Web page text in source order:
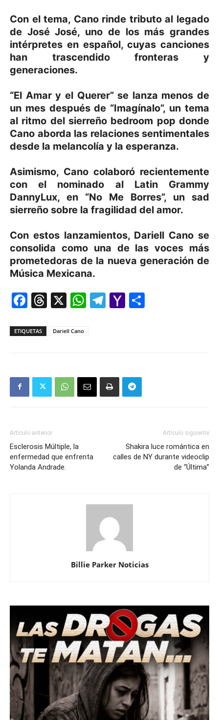
Con el tema, Cano rinde tributo al legado
de José José, uno de los más grandes
intérpretes en español, cuyas canciones
han trascendido fronteras y
generaciones.
“El Amar y el Querer” se lanza menos de
un mes después de “Imagínalo”, un tema
al ritmo del sierreño bedroom pop donde
Cano aborda las relaciones sentimentales
desde la melancolía y la esperanza.
Asimismo, Cano colaboró recientemente
con el nominado al Latin Grammy
DannyLux, en “No Me Borres”, un sad
sierreño sobre la fragilidad del amor.
Con estos lanzamientos, Dariell Cano se
consolida como una de las voces más
prometedoras de la nueva generación de
Música Mexicana.
Facebook
Threads
X WhatsApp
Telegram
Yahoo
ETIQUETAS Dariell Cano
Artículo anterior
Esclerosis Múltiple, la
enfermedad que enfrenta
Yolanda Andrade.
Artículo siguiente
Shakira luce romántica en
calles de NY durante videoclip
de “Última”
Billie Parker Noticias